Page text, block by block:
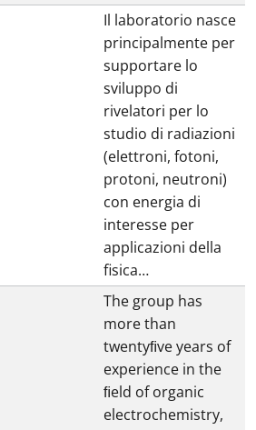
Il laboratorio nasce
principalmente per
supportare lo
sviluppo di
rivelatori per lo
studio di radiazioni
(elettroni, fotoni,
protoni, neutroni)
con energia di
interesse per
applicazioni della
fisica…
The group has
more than
twentyﬁve years of
experience in the
ﬁeld of organic
electrochemistry,